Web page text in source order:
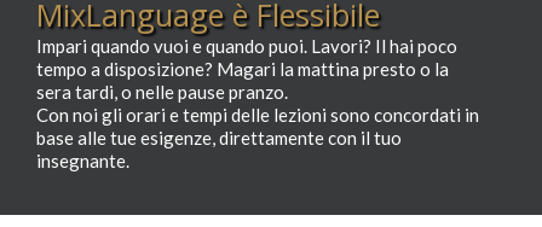
MixLanguage è Flessibile
Impari quando vuoi e quando puoi. Lavori? Il hai poco
tempo a disposizione? Magari la mattina presto o la
sera tardi, o nelle pause pranzo.
Con noi gli orari e tempi delle lezioni sono concordati in
base alle tue esigenze, direttamente con il tuo
insegnante.